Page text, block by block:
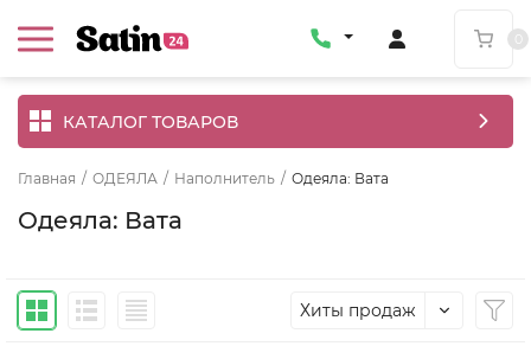
КАТАЛОГ ТОВАРОВ
Главная / ОДЕЯЛА / Наполнитель / Одеяла: Вата
Одеяла: Вата
Хиты продаж